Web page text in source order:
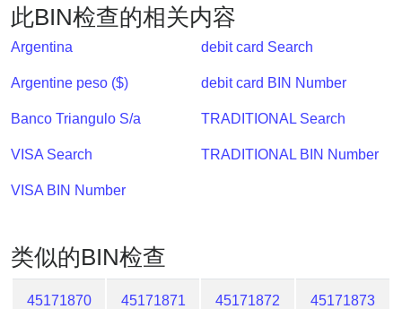
What
is
My
IP
Address
?
IP
IP
Checker
/
Validator
此BIN检查的相关内容
Argentina
Argentine peso ($)
Banco Triangulo S/a
VISA Search
VISA BIN Number
debit card Search
debit card BIN Number
TRADITIONAL Search
TRADITIONAL BIN Number
类似的BIN检查
45171870 45171871 45171872 45171873